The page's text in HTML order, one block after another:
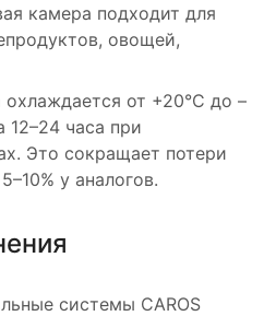
камера подходит для
овощей,
от +20°C до –
12–24 часа при
Это сокращает потери
у аналогов.
системы CAROS